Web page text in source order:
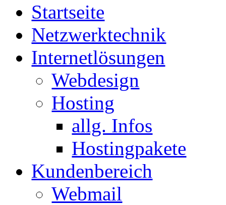
Startseite
Netzwerktechnik
Internetlösungen
Webdesign
Hosting
allg. Infos
Hostingpakete
Kundenbereich
Webmail